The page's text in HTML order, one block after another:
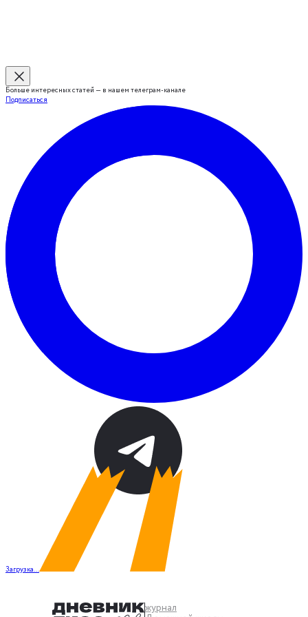
Больше интересных статей — в нашем телеграм-канале
Подписаться
Загрузка...
журнал